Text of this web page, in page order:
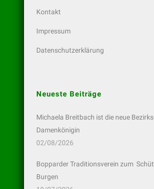
Kontakt
Impressum
Datenschutzerklärung
Neueste Beiträge
Michaela Breitbach ist die neue
Damenkönigin
02/08/2026
Bopparder Traditionsverein zum
Burgen